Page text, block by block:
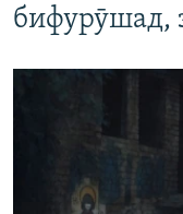
бифурӯшад,